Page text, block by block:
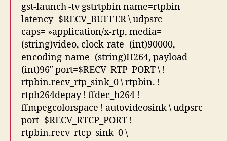
gst-launch -tv gstrtpbin name=rtpbin
latency=$RECV_BUFFER \ udpsrc
caps= »application/x-rtp, media=
(string)video, clock-rate=(int)90000,
encoding-name=(string)H264, payload=
(int)96″ port=$RECV_RTP_PORT \ !
rtpbin.recv_rtp_sink_0 \ rtpbin. !
rtph264depay ! ffdec_h264 !
ffmpegcolorspace ! autovideosink \ udpsrc
port=$RECV_RTCP_PORT !
rtpbin.recv_rtcp_sink_0 \